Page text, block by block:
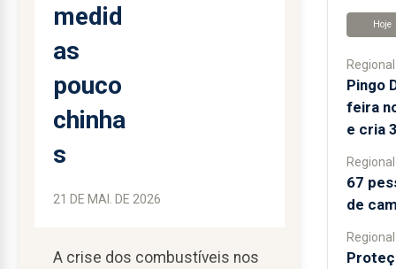
medid
as
pouco
chinha
s
21 DE MAI. DE 2026
A crise dos combustíveis nos
Hoje
Regional
Pingo
feira
e cria
Regional
67
de
Regional